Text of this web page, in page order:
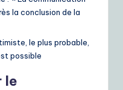
la conclusion de la
le plus probable,
possible
le